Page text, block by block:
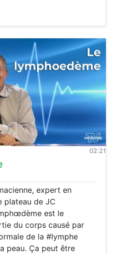
02:21
expert en
plateau de JC
est le
du corps causé par
de la #lymphe
peau. Ça peut être